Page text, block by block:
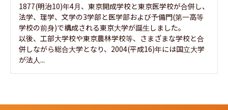
1877(明治10)年4月、東京開成学校と東京医学校が合併し、
法学、理学、文学の3学部と医学部および予備門(第一高等
学校の前身)で構成される東京大学が誕生しました。
以後、工部大学校や東京農林学校等、さまざまな学校と合
併しながら総合大学となり、2004(平成16)年には国立大学
が法人...